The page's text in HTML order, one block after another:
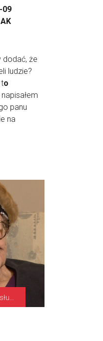
09
dodać, że
ludzie?
o
panu
na